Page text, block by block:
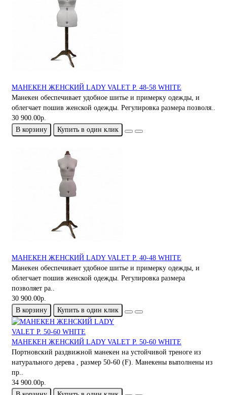
МАНЕКЕН ЖЕНСКИЙ LADY VALET Р. 48-58 WHITE
Манeкен обеспечивает удобное шитье и примерку одежды, и
облегчает пошив женской одежды. Регулировка размера позволя..
30 900.00р.
В корзину
Купить в один клик
МАНЕКЕН ЖЕНСКИЙ LADY VALET Р. 40-48 WHITE
Манeкен обеспечивает удобное шитье и примерку одежды, и
облегчает пошив женской одежды. Регулировка размера
позволяет ра..
30 900.00р.
В корзину
Купить в один клик
МАНЕКЕН ЖЕНСКИЙ LADY VALET Р. 50-60 WHITE
Портновский раздвижной манекен на устойчивой треноге из
натурального дерева , размер 50-60 (F). Манекены выполнены из
пр..
34 900.00р.